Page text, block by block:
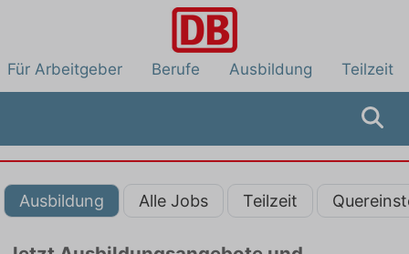
Für Arbeitgeber Berufe Ausbildung Teilzeit
Ausbildung Alle Jobs Teilzeit